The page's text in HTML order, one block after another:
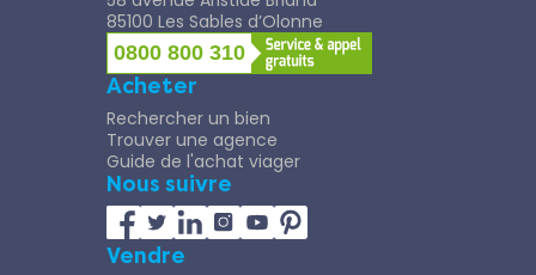
85100 Les Sables d’Olonne
0800 800 310
Acheter
Rechercher un bien
Trouver une agence
Guide de l'achat viager
Nous suivre
Vendre